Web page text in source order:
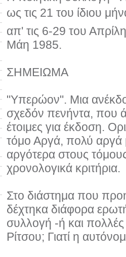
ως τις 21 του ίδιου
απ' τις 6-29 του
Μάη 1985.
ΣΗΜΕΙΩΜΑ
"Υπερώον". Μια
σχεδόν πενήντα, που
έτοιμες για έκδοση.
τόμο Αργά, πολύ αργά
αργότερα στους
χρονολογικά κριτήρια.
Στο διάστημα που
δέχτηκα διάφορα
συλλογή -ή και πολλές
Ρίτσου; Γιατί η